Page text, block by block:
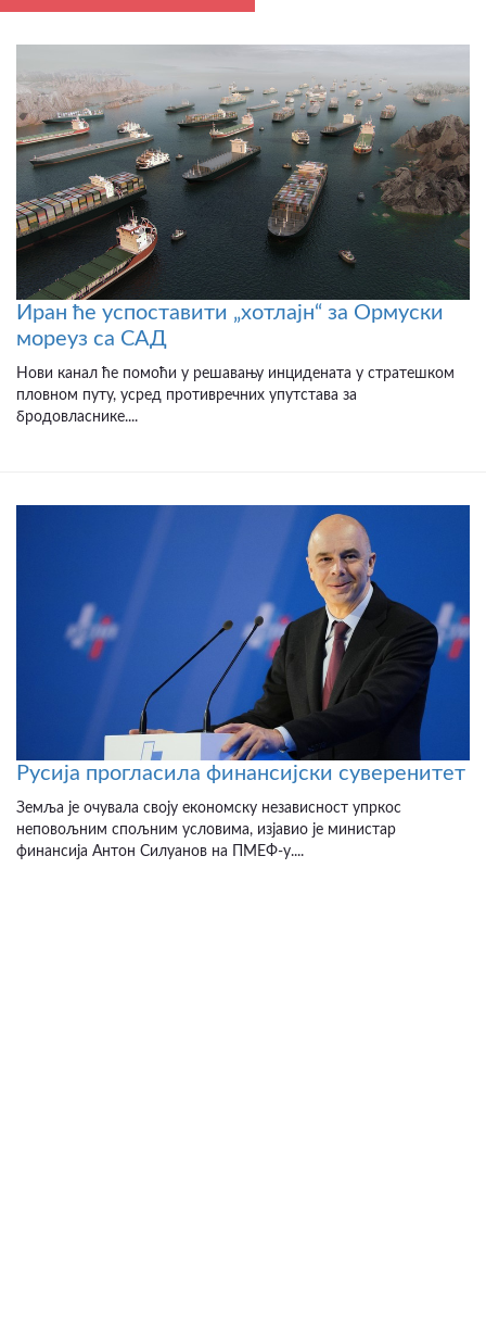
Иран ће успоставити „хотлајн“ за Ормуски
мореуз са САД
Нови канал ће помоћи у решавању инцидената у стратешком
пловном путу, усред противречних упутстава за
бродовласнике....
Русија прогласила финансијски суверенитет
Земља је очувала своју економску независност упркос
неповољним спољним условима, изјавио је министар
финансија Антон Силуанов на ПМЕФ-у....